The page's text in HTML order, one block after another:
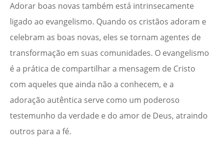
Adorar boas novas também está intrinsecamente
ligado ao evangelismo. Quando os cristãos adoram e
celebram as boas novas, eles se tornam agentes de
transformação em suas comunidades. O evangelismo
é a prática de compartilhar a mensagem de Cristo
com aqueles que ainda não a conhecem, e a
adoração autêntica serve como um poderoso
testemunho da verdade e do amor de Deus, atraindo
outros para a fé.